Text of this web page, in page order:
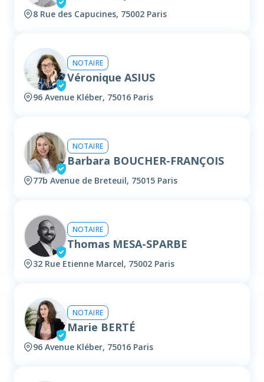
8 Rue des Capucines, 75002 Paris
NOTAIRE
Véronique ASIUS
96 Avenue Kléber, 75016 Paris
NOTAIRE
Barbara BOUCHER-FRANÇOIS
77b Avenue de Breteuil, 75015 Paris
NOTAIRE
Thomas MESA-SPARBE
32 Rue Etienne Marcel, 75002 Paris
NOTAIRE
Marie BERTÉ
96 Avenue Kléber, 75016 Paris